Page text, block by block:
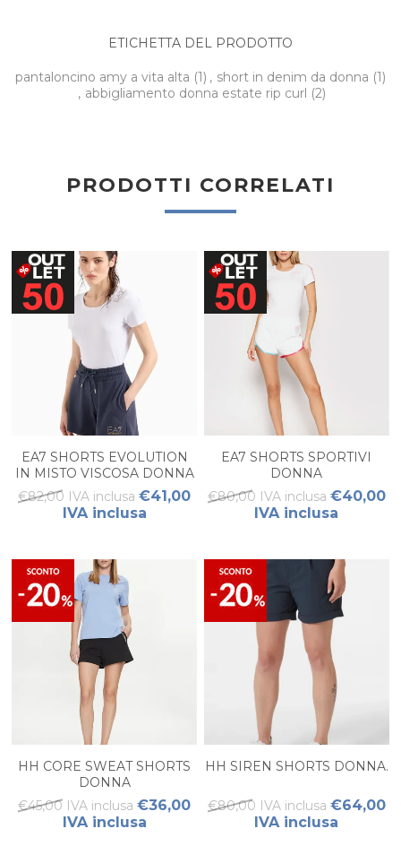
ETICHETTA DEL PRODOTTO
pantaloncino amy a vita alta (1) , short in denim da donna (1)
, abbigliamento donna estate rip curl (2)
PRODOTTI CORRELATI
EA7 SHORTS EVOLUTION
IN MISTO VISCOSA DONNA
€82,00 IVA inclusa €41,00
IVA inclusa
EA7 SHORTS SPORTIVI
DONNA
€80,00 IVA inclusa €40,00
IVA inclusa
HH CORE SWEAT SHORTS
DONNA
€45,00 IVA inclusa €36,00
IVA inclusa
HH SIREN SHORTS DONNA.
€80,00 IVA inclusa €64,00
IVA inclusa